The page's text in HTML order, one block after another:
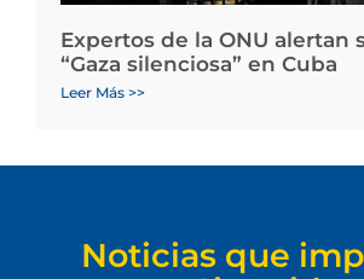
Expertos de la ONU alertan
“Gaza silenciosa” en Cuba
Leer Más >>
Noticias que